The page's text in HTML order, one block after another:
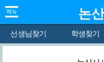
논
선생님찾기 학생찾기